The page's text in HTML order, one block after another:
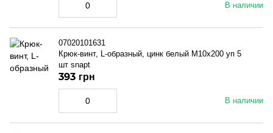
В наличии
07020101631
Крюк-винт, L-образный, цинк белый M10x200 уп 5
шт snapt
В наличии
393 грн